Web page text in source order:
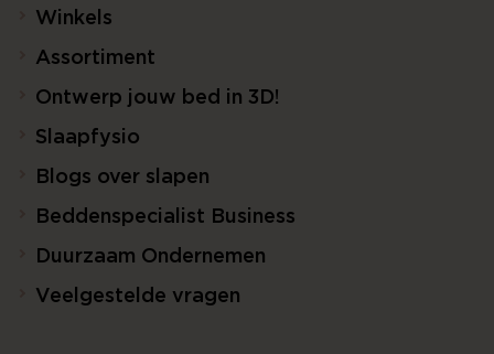
Winkels
Assortiment
Ontwerp jouw bed in 3D!
Slaapfysio
Blogs over slapen
Beddenspecialist Business
Duurzaam Ondernemen
Veelgestelde vragen